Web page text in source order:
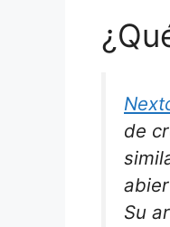
de
Su